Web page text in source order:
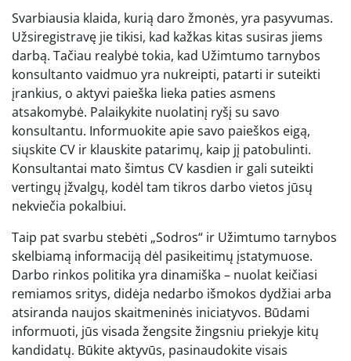
Svarbiausia klaida, kurią daro žmonės, yra pasyvumas.
Užsiregistravę jie tikisi, kad kažkas kitas susiras jiems
darbą. Tačiau realybė tokia, kad Užimtumo tarnybos
konsultanto vaidmuo yra nukreipti, patarti ir suteikti
įrankius, o aktyvi paieška lieka paties asmens
atsakomybė. Palaikykite nuolatinį ryšį su savo
konsultantu. Informuokite apie savo paieškos eigą,
siųskite CV ir klauskite patarimų, kaip jį patobulinti.
Konsultantai mato šimtus CV kasdien ir gali suteikti
vertingų įžvalgų, kodėl tam tikros darbo vietos jūsų
nekviečia pokalbiui.
Taip pat svarbu stebėti „Sodros“ ir Užimtumo tarnybos
skelbiamą informaciją dėl pasikeitimų įstatymuose.
Darbo rinkos politika yra dinamiška – nuolat keičiasi
remiamos sritys, didėja nedarbo išmokos dydžiai arba
atsiranda naujos skaitmeninės iniciatyvos. Būdami
informuoti, jūs visada žengsite žingsniu priekyje kitų
kandidatų. Būkite aktyvūs, pasinaudokite visais